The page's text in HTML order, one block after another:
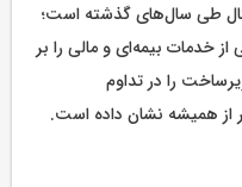
طی سال‌های گذشته است؛
خدمات بیمه‌ای و مالی را بر
را در تداوم
از همیشه نشان داده است.